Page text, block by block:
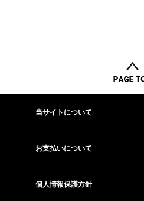
当サイトについて
お支払いについて
個人情報保護方針